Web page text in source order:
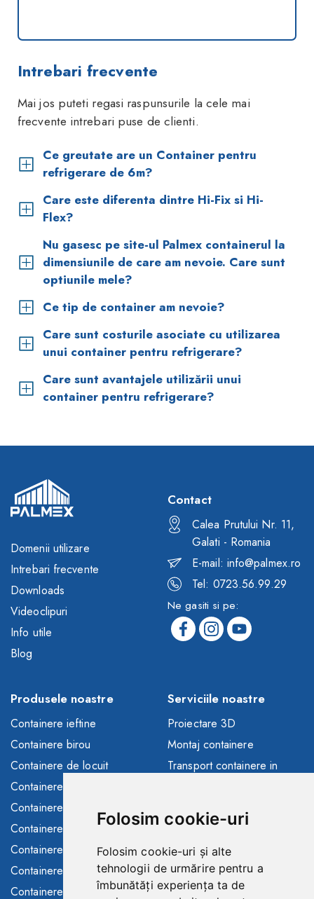
Folosim cookie-uri
Folosim cookie-uri și alte
tehnologii de urmărire pentru a
îmbunătăți experiența ta de
Intrebari frecvente
Mai jos puteti regasi raspunsurile la cele mai
frecvente intrebari puse de clienti.
Ce greutate are un Container pentru
refrigerare de 6m?
Care este diferenta dintre Hi-Fix si Hi-
Flex?
Nu gasesc pe site-ul Palmex containerul la
dimensiunile de care am nevoie. Care sunt
optiunile mele?
Ce tip de container am nevoie?
Care sunt costurile asociate cu utilizarea
unui container pentru refrigerare?
Care sunt avantajele utilizării unui
container pentru refrigerare?
Domenii utilizare
Intrebari frecvente
Downloads
Videoclipuri
Info utile
Blog
Contact
Calea Prutului Nr. 11,
Galati - Romania
E-mail: info@palmex.ro
Tel: 0723.56.99.29
Ne gasiti si pe:
Produsele noastre
Containere ieftine
Containere birou
Containere de locuit
Containere depozitare
Containere sanitare
Containere santier
Containere maritime
Containere modulare
Containere frigorifice
Serviciile noastre
Proiectare 3D
Montaj containere
Transport containere in
Consultanta/asistenta
Buyback containere folosite
Containere de inchiriat
Toalete ecologice de